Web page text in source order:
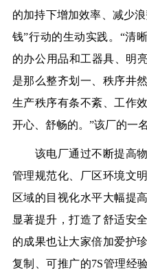
的加持下增加效率、减少
钱”行动的生动实践。“清
的办公用品和工器具、明
是那么整齐划一、秩序井
生产秩序有条不紊、工作
开心、舒畅的。”该厂的一
该电厂通过不断提高物
管理规范化、厂区环境文
区域的目视化水平大幅提
显著提升，打造了舒适安
的成果也让大家倍加爱护
复制、可推广的7S管理经